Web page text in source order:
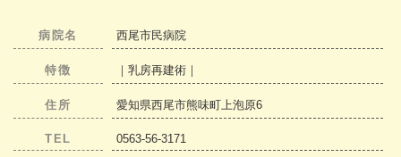
病院名 西尾市民病院
特徴 ｜乳房再建術｜
住所 愛知県西尾市熊味町上泡原6
TEL 0563-56-3171